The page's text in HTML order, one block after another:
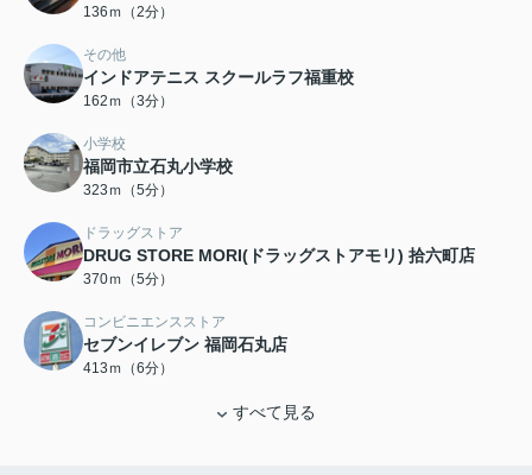
136ｍ（2分）
その他
インドアテニス スクールラフ福重校
162ｍ（3分）
小学校
福岡市立石丸小学校
323ｍ（5分）
ドラッグストア
DRUG STORE MORI(ドラッグストアモリ) 拾六町店
370ｍ（5分）
コンビニエンスストア
セブンイレブン 福岡石丸店
413ｍ（6分）
すべて見る